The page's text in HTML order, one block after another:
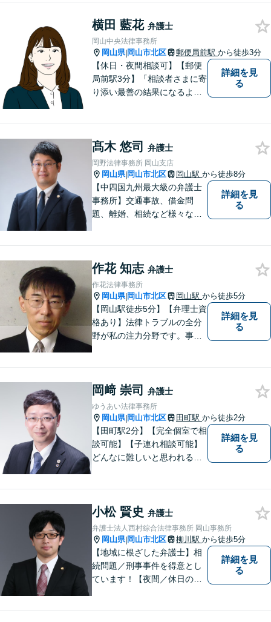
横田 藍花 弁護士
岡山中央法律事務所
岡山県|岡山市北区 郵便局前駅 から徒歩3分
【休日・夜間相談可】【郵便
局前駅3分】「相談者さまに寄
り添い最善の結果になるよう
よる不当な取り調べや身体拘
束から、依頼者さまの利益を
守ります【完全個室相談】
詳細を見
る
髙木 悠司 弁護士
岡野法律事務所 岡山支店
岡山県|岡山市北区 岡山駅 から徒歩8分
【中四国九州最大級の弁護士
事務所】交通事故、借金問
題、離婚、相続など様々な問
い！
詳細を見
る
作花 知志 弁護士
作花法律事務所
岡山県|岡山市北区 岡山駅 から徒歩5分
【岡山駅徒歩5分】【弁理士資
格あり】法律トラブルの全分
野が私の注力分野です。事務
ラス対応】【後払い対応】
【日弁連国際人権問題委員会
所属】お困りの方は、お気軽
にご相談下さい。
詳細を見
る
岡﨑 崇司 弁護士
ゆうあい法律事務所
岡山県|岡山市北区 田町駅 から徒歩2分
【田町駅2分】【完全個室で相
談可能】【子連れ相談可能】
どんなに難しいと思われる案
ている皆さまの現状を良い方
向に変化させることができる
ように全力を尽くします。
詳細を見
る
小松 賢史 弁護士
弁護士法人西村綜合法律事務所 岡山事務所
岡山県|岡山市北区 柳川駅 から徒歩5分
【地域に根ざした弁護士】相
続問題／刑事事件を得意とし
ています！【夜間／休日の相
詳細を見
る